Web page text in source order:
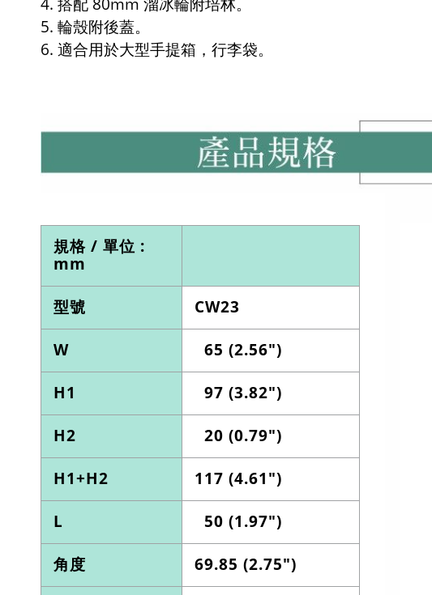
5. 輪殼附後蓋。
6. 適合用於大型手提箱，行李袋。
規格 / 單位 :
mm
型號 CW23
W 65 (2.56")
H1 97 (3.82")
H2 20 (0.79")
H1+H2 117 (4.61")
L 50 (1.97")
角度 69.85 (2.75")